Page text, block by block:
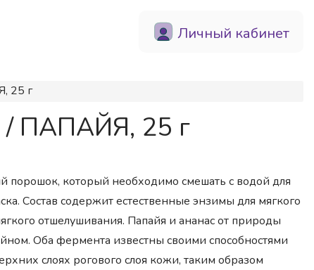
Личный кабинет
25 г
/ ПАПАЙЯ, 25 г
который необходимо смешать с водой для
Состав содержит естественные энзимы для мягкого
отшелушивания. Папайя и ананас от природы
Оба фермента известны своими способностями
слоях рогового слоя кожи, таким образом